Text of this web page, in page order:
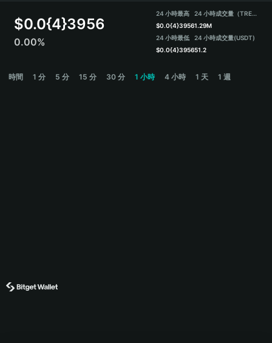
Español
$0.0{4}3956
0.00%
24 小時最高
$0.0{4}3956
24 小時最低
$0.0{4}3956
24 小時成交量（TREEINCAT）
1.29M
24 小時成交量(USDT)
51.2
時間 1 分 5 分 15 分 30 分 1 小時 4 小時 1 天 1 週